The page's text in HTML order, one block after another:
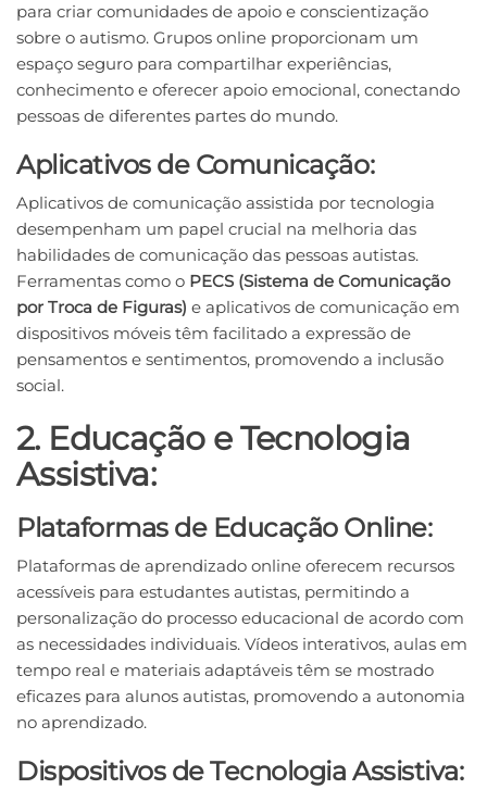
para criar comunidades de apoio e conscientização
sobre o autismo. Grupos online proporcionam um
espaço seguro para compartilhar experiências,
conhecimento e oferecer apoio emocional, conectando
pessoas de diferentes partes do mundo.
Aplicativos de Comunicação:
Aplicativos de comunicação assistida por tecnologia
desempenham um papel crucial na melhoria das
habilidades de comunicação das pessoas autistas.
Ferramentas como o PECS (Sistema de Comunicação
por Troca de Figuras) e aplicativos de comunicação em
dispositivos móveis têm facilitado a expressão de
pensamentos e sentimentos, promovendo a inclusão
social.
2. Educação e Tecnologia
Assistiva:
Plataformas de Educação Online:
Plataformas de aprendizado online oferecem recursos
acessíveis para estudantes autistas, permitindo a
personalização do processo educacional de acordo com
as necessidades individuais. Vídeos interativos, aulas em
tempo real e materiais adaptáveis têm se mostrado
eficazes para alunos autistas, promovendo a autonomia
no aprendizado.
Dispositivos de Tecnologia Assistiva: